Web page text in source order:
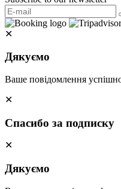
✕
Дякуємо
Ваше повідомлення
✕
Спасибо за подписку
✕
Дякуємо